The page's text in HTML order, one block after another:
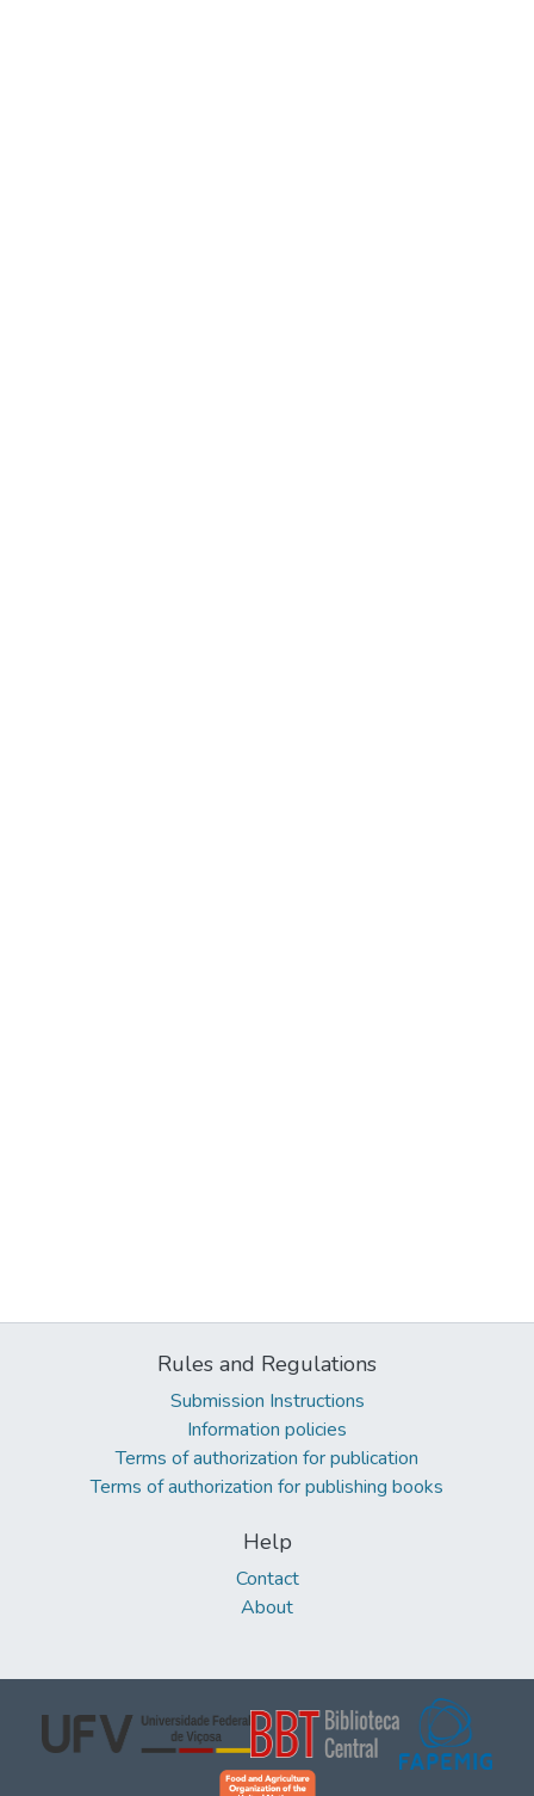
Rules and Regulations
Submission Instructions
Information policies
Terms of authorization for publication
Terms of authorization for publishing books
Help
Contact
About